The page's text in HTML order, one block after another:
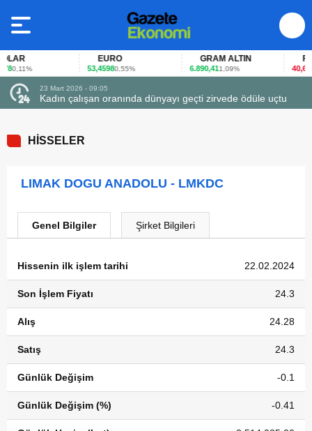
0,11%
EURO
53,45980,55%
GRAM ALTIN
6.890,411,09%
FAİZ
40,65-
23 Mart 2026 - 09:05
Kadın çalışan oranında dünyayı geçti zirvede ödüle uçtu
HİSSELER
LIMAK DOGU ANADOLU - LMKDC
Genel Bilgiler Şirket Bilgileri
Hissenin ilk işlem tarihi 22.02.2024
Son İşlem Fiyatı 24.3
Alış 24.28
Satış 24.3
Günlük Değişim -0.1
Günlük Değişim (%) -0.41